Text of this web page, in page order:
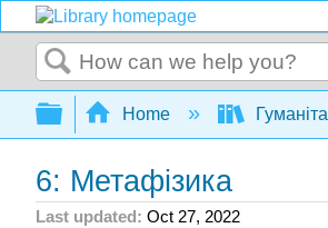
Search
Expand/collapse
Home
6: Метафізика
Last updated Oct 27, 2022